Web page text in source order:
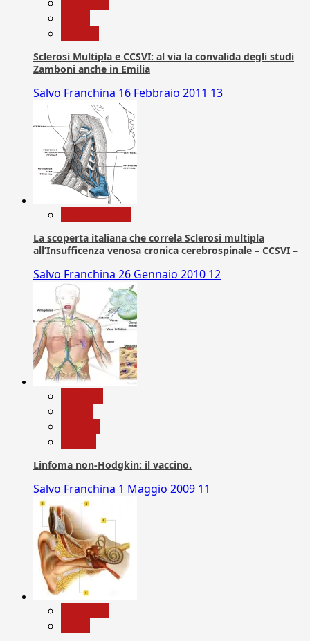
Sclerosi Multipla e CCSVI: al via la convalida degli studi
Zamboni anche in Emilia
Salvo Franchina 16 Febbraio 2011 13
La scoperta italiana che correla Sclerosi multipla
all’Insufficenza venosa cronica cerebrospinale – CCSVI –
Salvo Franchina 26 Gennaio 2010 12
Linfoma non-Hodgkin: il vaccino.
Salvo Franchina 1 Maggio 2009 11